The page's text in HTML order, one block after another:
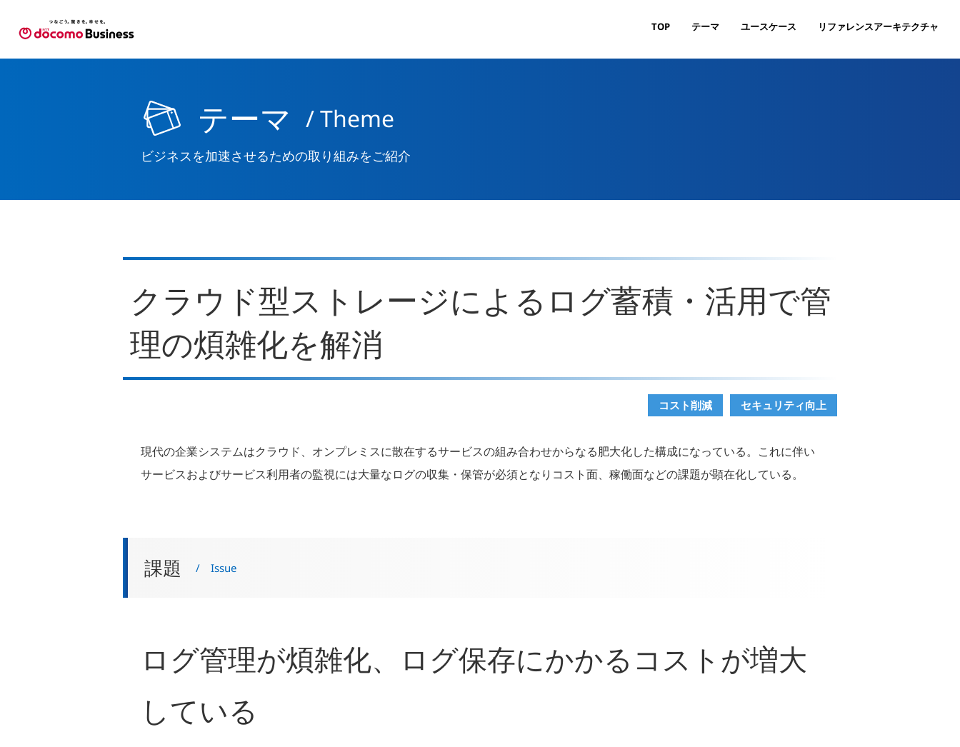
TOP テーマ ユースケース リファレンスアーキテクチャ
テーマ / Theme
ビジネスを加速させるための取り組みをご紹介
クラウド型ストレージによるログ蓄積・活用で管
理の煩雑化を解消
コスト削減 セキュリティ向上
現代の企業システムはクラウド、オンプレミスに散在するサービスの組み合わせからなる肥大化した構成になっている。これに伴い
サービスおよびサービス利用者の監視には大量なログの収集・保管が必須となりコスト面、稼働面などの課題が顕在化している。
課題 / Issue
ログ管理が煩雑化、ログ保存にかかるコストが増大
している